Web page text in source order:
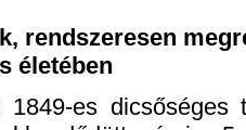
rendszeresen
életében
1849-es dicsőséges